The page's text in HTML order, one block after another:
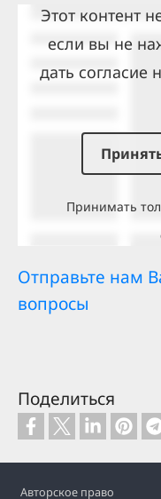
Этот контент
если вы не
дать согласие
Принимать
Отправьте нам
вопросы
Поделиться
Авторское право